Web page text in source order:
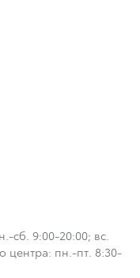
сб. 9:00-20:00; вс.
центра: пн.-пт. 8:30-